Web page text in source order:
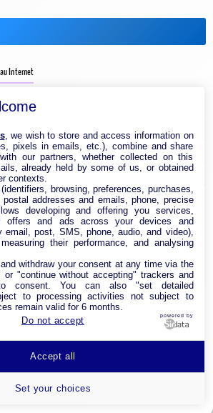
Internet
USB
, we wish to store and access information on
pixels in emails, etc.), combine and share
our partners, whether collected on this
already held by some of us, or obtained
contexts.
browsing, preferences, purchases,
addresses and emails, phone, precise
developing and offering you services,
offers and ads across your devices and
email, post, SMS, phone, audio, and video),
their performance, and analysing
withdraw your consent at any time via the
"continue without accepting" trackers and
consent. You can also "set detailed
to processing activities not subject to
remain valid for 6 months.
Do not accept
powered by
Set your choices
Accept all